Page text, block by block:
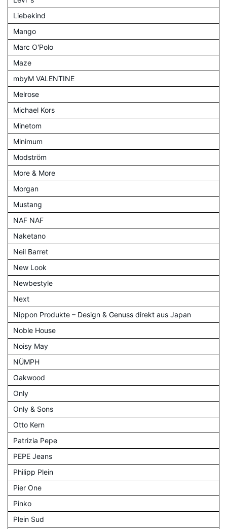
Liebekind
Mango
Marc O'Polo
Maze
mbyM VALENTINE
Melrose
Michael Kors
Minetom
Minimum
Modström
More & More
Morgan
Mustang
NAF NAF
Naketano
Neil Barret
New Look
Newbestyle
Next
Nippon Produkte – Design & Genuss direkt aus Japan
Noble House
Noisy May
NÜMPH
Oakwood
Only
Only & Sons
Otto Kern
Patrizia Pepe
PEPE Jeans
Philipp Plein
Pier One
Pinko
Plein Sud